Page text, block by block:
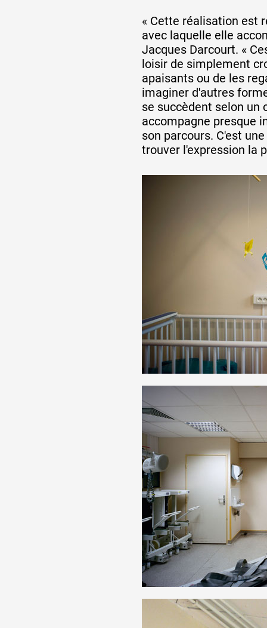
« Cette réalisation est
avec laquelle elle
Jacques Darcourt. «
loisir de simplement
apaisants ou de les
imaginer d'autres
se succèdent selon un
accompagne presque
son parcours. C'est
trouver l'expression la